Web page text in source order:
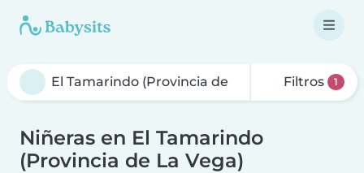
Filtros 1
Niñeras en El Tamarindo
(Provincia de La Vega)